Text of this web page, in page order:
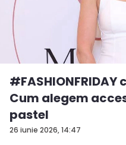
26 iunie 2026, 14:47
Cum alegem
pastel